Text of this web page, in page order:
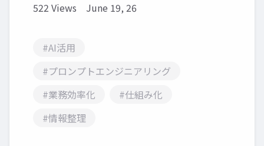
522 Views June 19, 26
#AI活用
#プロンプトエンジニアリング
#業務効率化
#仕組み化
#情報整理